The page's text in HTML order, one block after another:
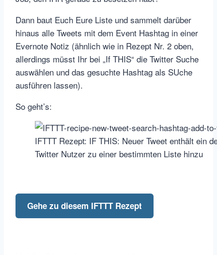
Dann baut Euch Eure Liste und sammelt darüber
hinaus alle Tweets mit dem Event Hashtag in einer
Evernote Notiz (ähnlich wie in Rezept Nr. 2 oben,
allerdings müsst Ihr bei „If THIS“ die Twitter Suche
auswählen und das gesuchte Hashtag als SUche
ausführen lassen).
So geht’s:
IFTTT Rezept: IF THIS: Neuer Tweet enthält ein
Twitter Nutzer zu einer bestimmten Liste hinzu
Gehe zu diesem IFTTT Rezept